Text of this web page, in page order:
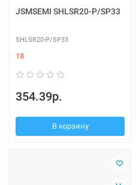
JSMSEMI SHLSR20-P/SP33
SHLSR20-P/SP33
18
354.39р.
В корзину